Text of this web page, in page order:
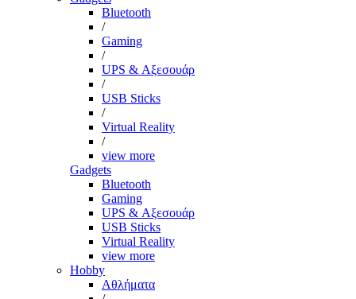
Bluetooth
/
Gaming
/
UPS & Αξεσουάρ
/
USB Sticks
/
Virtual Reality
/
view more
Gadgets
Bluetooth
Gaming
UPS & Αξεσουάρ
USB Sticks
Virtual Reality
view more
Hobby
Αθλήματα